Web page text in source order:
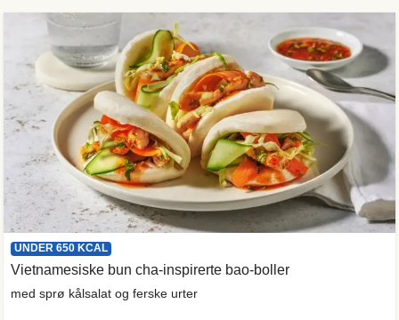
UNDER 650 KCAL
Vietnamesiske bun cha-inspirerte bao-boller
med sprø kålsalat og ferske urter